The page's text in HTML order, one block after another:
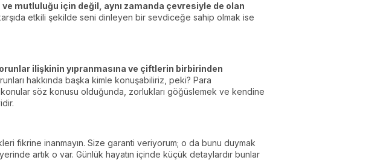
ve mutluluğu için değil, aynı zamanda çevresiyle de olan
etkili şekilde seni dinleyen bir sevdiceğe sahip olmak ise
ilişkinin yıpranmasına ve çiftlerin birbirinden
hakkında başka kimle konuşabiliriz, peki? Para
söz konusu olduğunda, zorlukları göğüslemek ve kendine
fikrine inanmayın. Size garanti veriyorum; o da bunu duymak
artık o var. Günlük hayatın içinde küçük detaylardır bunlar